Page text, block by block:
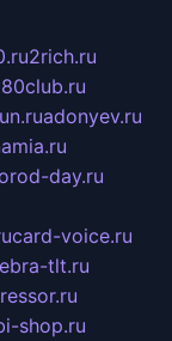
2rich.ru
adonyev.ru
day.ru
card-voice.ru
tlt.ru
shop.ru